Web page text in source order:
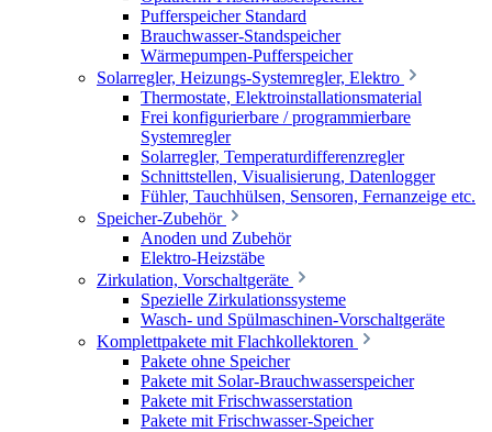
Pufferspeicher Standard
Brauchwasser-Standspeicher
Wärmepumpen-Pufferspeicher
Solarregler, Heizungs-Systemregler, Elektro
Thermostate, Elektroinstallationsmaterial
Frei konfigurierbare / programmierbare
Systemregler
Solarregler, Temperaturdifferenzregler
Schnittstellen, Visualisierung, Datenlogger
Fühler, Tauchhülsen, Sensoren, Fernanzeige etc.
Speicher-Zubehör
Anoden und Zubehör
Elektro-Heizstäbe
Zirkulation, Vorschaltgeräte
Spezielle Zirkulationssysteme
Wasch- und Spülmaschinen-Vorschaltgeräte
Komplettpakete mit Flachkollektoren
Pakete ohne Speicher
Pakete mit Solar-Brauchwasserspeicher
Pakete mit Frischwasserstation
Pakete mit Frischwasser-Speicher